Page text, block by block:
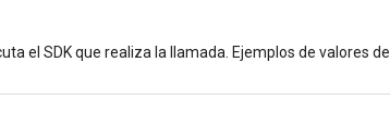
el SDK que realiza la llamada. Ejemplos de valores de